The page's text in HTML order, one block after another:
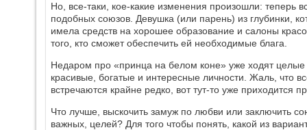
Но, все-таки, кое-какие изменения произошли: теперь
подобных союзов. Девушка (или парень) из глубинки,
имела средств на хорошее образование и салоны
того, кто сможет обеспечить ей необходимые блага.
Недаром про «принца на белом коне» уже ходят целые
красивые, богатые и интересные личности. Жаль, что
встречаются крайне редко, вот тут-то уже приходится
Что лучше, выскочить замуж по любви или заключить
важных, целей? Для того чтобы понять, какой из